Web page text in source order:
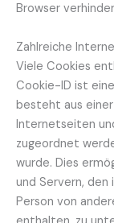
Browser
Zahlreiche
Viele Cookies
Cookie-ID ist
besteht aus
Internetseiten
zugeordnet
wurde. Dies
und Servern,
Person von